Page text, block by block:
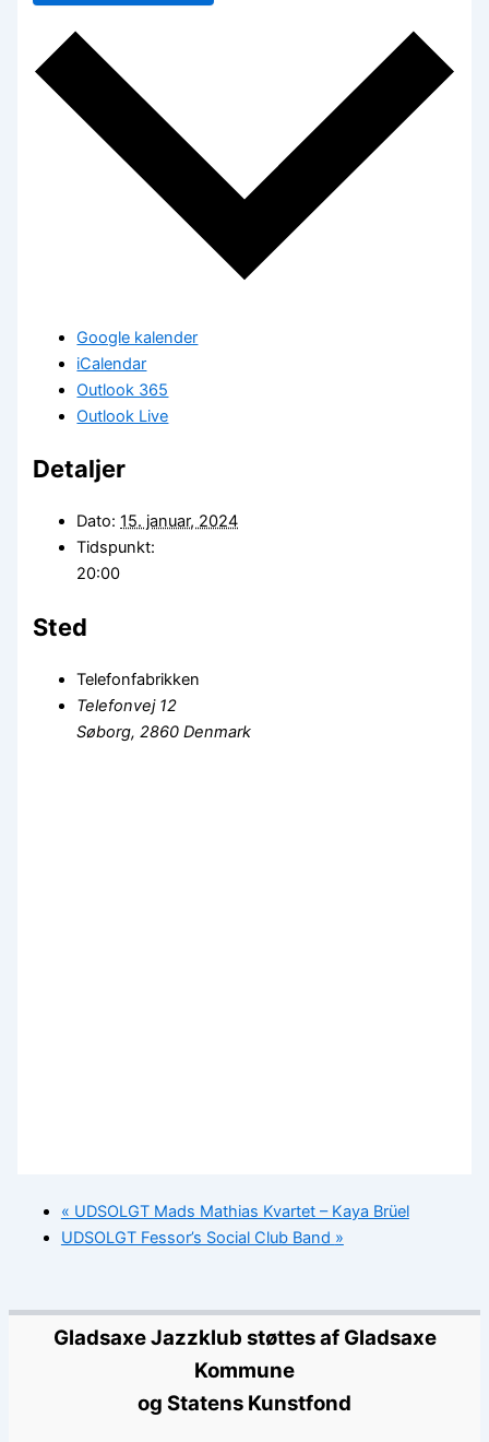
Google kalender
iCalendar
Outlook 365
Outlook Live
Detaljer
Dato: 15. januar, 2024
Tidspunkt:
20:00
Sted
Telefonfabrikken
Telefonvej 12
Søborg, 2860 Denmark
« UDSOLGT Mads Mathias Kvartet – Kaya Brüel
UDSOLGT Fessor’s Social Club Band »
Gladsaxe Jazzklub støttes af Gladsaxe
Kommune
og Statens Kunstfond